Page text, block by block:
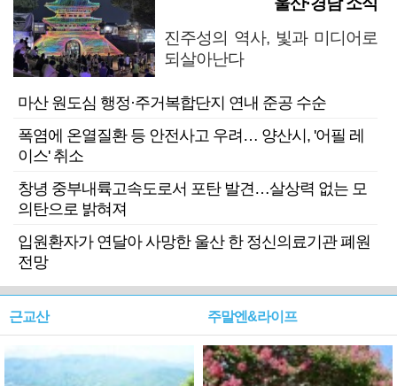
진주성의 역사, 빛과 미디어로
되살아난다
마산 원도심 행정·주거복합단지 연내 준공 수순
폭염에 온열질환 등 안전사고 우려… 양산시, '어필 레
이스' 취소
창녕 중부내륙고속도로서 포탄 발견…살상력 없는 모
의탄으로 밝혀져
입원환자가 연달아 사망한 울산 한 정신의료기관 폐원
전망
근교산 주말엔&라이프